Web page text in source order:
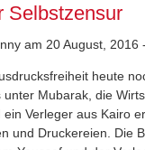
Selbstzensur
am 20 August, 2016
heute
Mubarak, die
ein Verleger aus Kairo
und Druckereien. Die